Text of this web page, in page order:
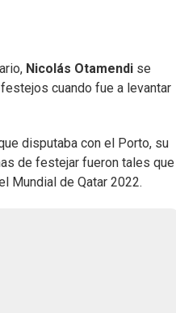
Nicolás Otamendi se
cuando fue a levantar
disputaba con el Porto, su
de festejar fueron tales que
Mundial de Qatar 2022.